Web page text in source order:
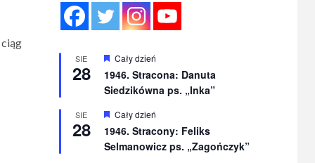
SIE
28
Wyróżnione
Cały dzień
1946. Stracona: Danuta
Siedzikówna ps. „Inka”
SIE
28
Wyróżnione
Cały dzień
1946. Stracony: Feliks
Selmanowicz ps. „Zagończyk”